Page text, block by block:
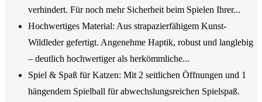
verhindert. Für noch mehr Sicherheit beim Spielen Ihrer...
Hochwertiges Material: Aus strapazierfähigem Kunst-
Wildleder gefertigt. Angenehme Haptik, robust und langlebig
– deutlich hochwertiger als herkömmliche...
Spiel & Spaß für Katzen: Mit 2 seitlichen Öffnungen und 1
hängendem Spielball für abwechslungsreichen Spielspaß.